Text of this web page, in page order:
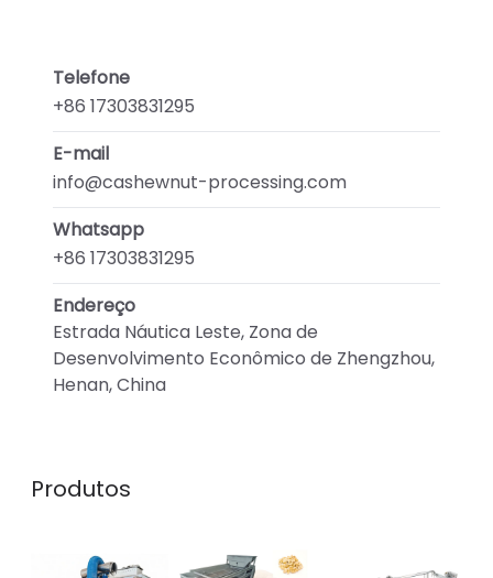
Telefone
+86 17303831295
E-mail
info@cashewnut-processing.com
Whatsapp
+86 17303831295
Endereço
Estrada Náutica Leste, Zona de
Desenvolvimento Econômico de Zhengzhou,
Henan, China
Produtos